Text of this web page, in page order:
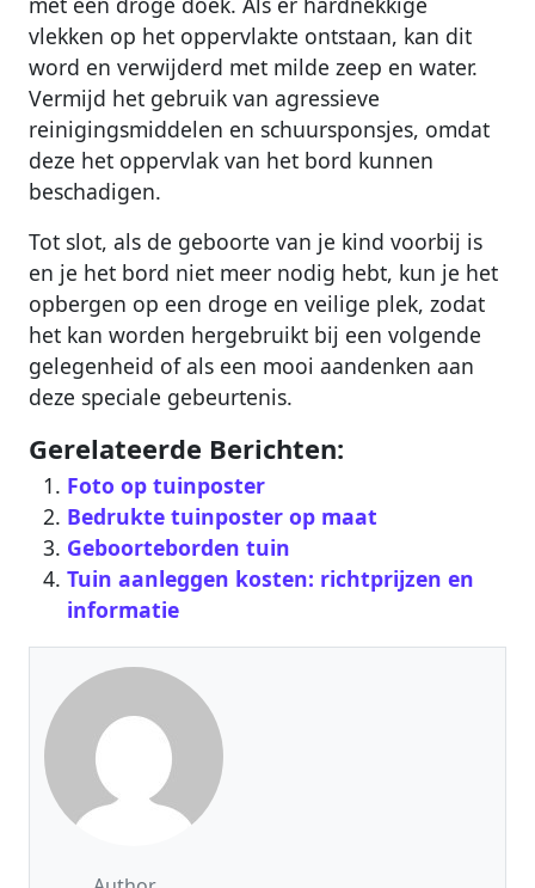
vlekken op het oppervlakte ontstaan, kan dit
word en verwijderd met milde zeep en water.
Vermijd het gebruik van agressieve
reinigingsmiddelen en schuursponsjes, omdat
deze het oppervlak van het bord kunnen
beschadigen.
Tot slot, als de geboorte van je kind voorbij is
en je het bord niet meer nodig hebt, kun je het
opbergen op een droge en veilige plek, zodat
het kan worden hergebruikt bij een volgende
gelegenheid of als een mooi aandenken aan
deze speciale gebeurtenis.
Gerelateerde Berichten:
Foto op tuinposter
Bedrukte tuinposter op maat
Geboorteborden tuin
Tuin aanleggen kosten: richtprijzen en
informatie